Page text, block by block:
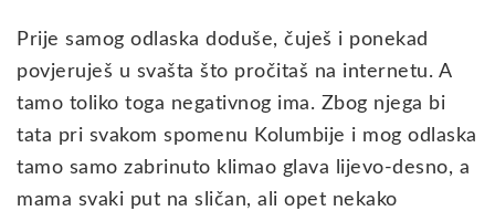
Prije samog odlaska doduše, čuješ i ponekad
povjeruješ u svašta što pročitaš na internetu. A
tamo toliko toga negativnog ima. Zbog njega bi
tata pri svakom spomenu Kolumbije i mog odlaska
tamo samo zabrinuto klimao glava lijevo-desno, a
mama svaki put na sličan, ali opet nekako